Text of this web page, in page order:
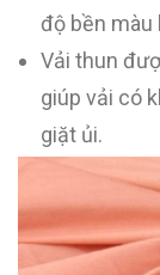
độ bền màu
Vải thun
giúp vải có
giặt ủi.